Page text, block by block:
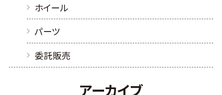
ホイール
パーツ
委託販売
アーカイブ